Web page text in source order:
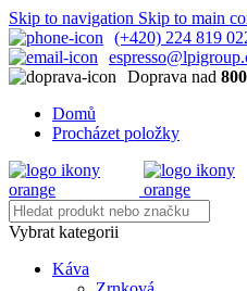
Skip to navigation Skip to main
(+420) 224 819
Doprava nad
Domů
Procházet položky
Vybrat kategorii
Káva